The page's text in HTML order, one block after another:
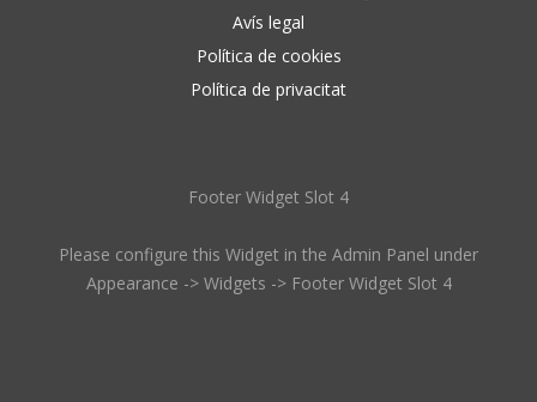
Avís legal
Política de cookies
Política de privacitat
Footer Widget Slot 4
Please configure this Widget in the Admin Panel under
Appearance -> Widgets -> Footer Widget Slot 4